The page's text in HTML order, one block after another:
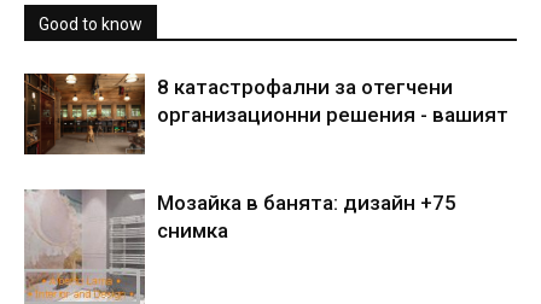
Good to know
8 катастрофални за отегчени
организационни решения - вашият
Мозайка в банята: дизайн +75
снимка